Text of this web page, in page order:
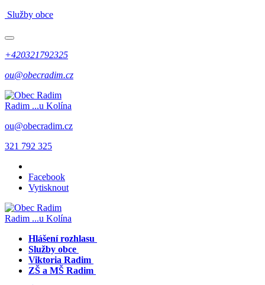
Služby obce
+420321792325
ou@obecradim.cz
Radim ...u Kolína
ou@obecradim.cz
321 792 325
Facebook
Vytisknout
Radim ...u Kolína
Hlášení rozhlasu
Služby obce
Viktoria Radim
ZŠ a MŠ Radim